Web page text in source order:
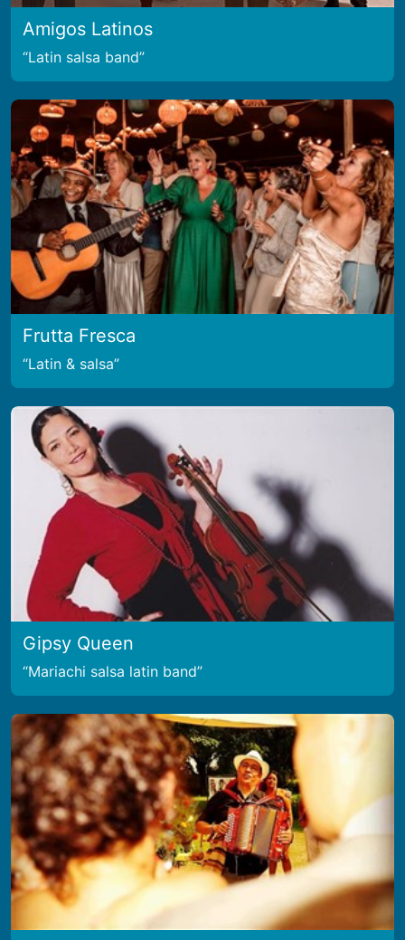
Amigos Latinos
Latin salsa band
Frutta Fresca
Latin & salsa
Gipsy Queen
Mariachi salsa latin band